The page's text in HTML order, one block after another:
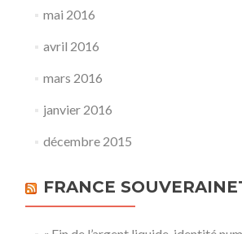
mai 2016
avril 2016
mars 2016
janvier 2016
décembre 2015
FRANCE